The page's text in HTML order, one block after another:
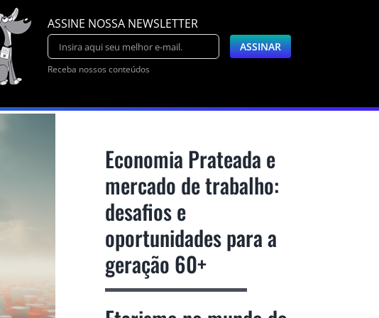
ASSINE NOSSA NEWSLETTER
Receba nossos conteúdos
Economia Prateada e
mercado de trabalho:
desafios e
oportunidades para a
geração 60+